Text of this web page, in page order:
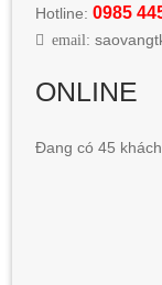
Hotline: 0985
email:
ONLINE
Đang có 45